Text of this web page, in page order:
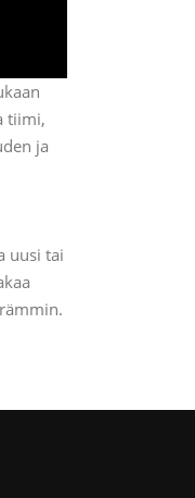
tiimi,
ja
uusi tai